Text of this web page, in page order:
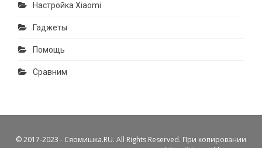
Настройка Xiaomi
Гаджеты
Помощь
Сравним
© 2017-2023 - Сяомишка.RU. All Rights Reserved. При копировании